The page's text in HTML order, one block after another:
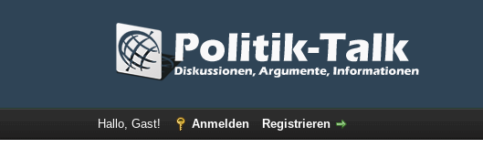
Hallo, Gast! Anmelden Registrieren